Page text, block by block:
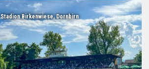
Stadion Birkenwiese, Dornbirn